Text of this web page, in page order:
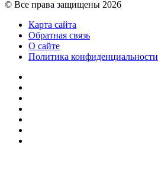
© Все права защищены 2026
Карта сайта
Обратная связь
О сайте
Политика конфиденциальности